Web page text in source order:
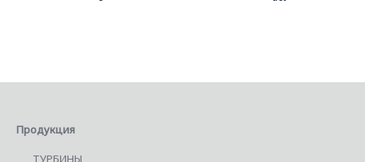
Продукция
ТУРБИНЫ